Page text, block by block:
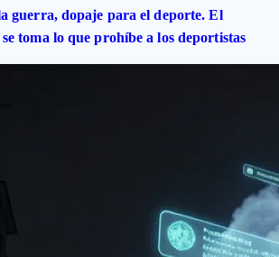
guerra, dopaje para el deporte. El
toma lo que prohíbe a los deportistas